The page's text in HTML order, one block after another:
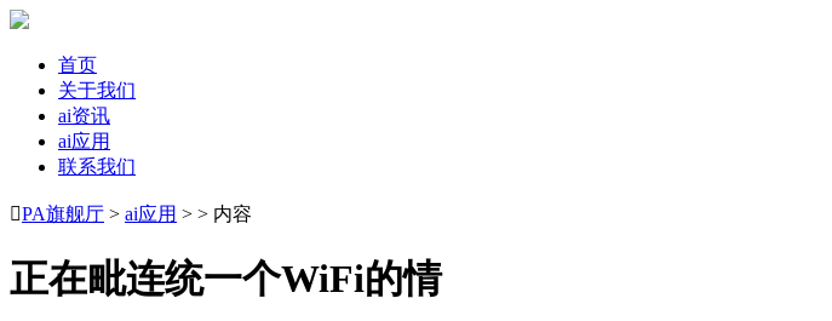
首页
关于我们
ai资讯
ai应用
联系我们
PA旗舰厅 > ai应用 > > 内容
正在毗连统一个WiFi的情